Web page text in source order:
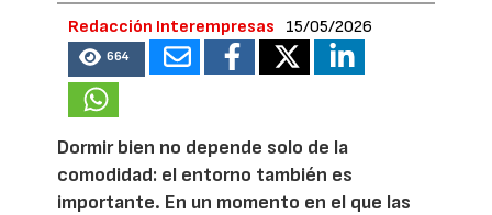
Redacción Interempresas 15/05/2026
664
Dormir bien no depende solo de la
comodidad: el entorno también es
importante. En un momento en el que las